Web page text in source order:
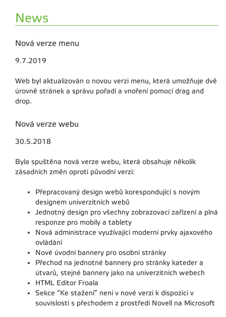
News
Nová verze menu
9.7.2019
Web byl aktualizován o novou verzi menu, která umožňuje dvě
úrovně stránek a správu pořadí a vnoření pomocí drag and
drop.
Nová verze webu
30.5.2018
Byla spuštěna nová verze webu, která obsahuje několik
zásadních změn oproti původní verzi:
Přepracovaný design webů korespondující s novým
designem univerzitních webů
Jednotný design pro všechny zobrazovací zařízení a plná
responze pro mobily a tablety
Nová administrace využívající moderní prvky ajaxového
ovládání
Nové úvodní bannery pro osobní stránky
Přechod na jednotné bannery pro stránky kateder a
útvarů, stejné bannery jako na univerzitních webech
HTML Editor Froala
Sekce “Ke stažení” není v nové verzi k dispozici v
souvislosti s přechodem z prostředí Novell na Microsoft